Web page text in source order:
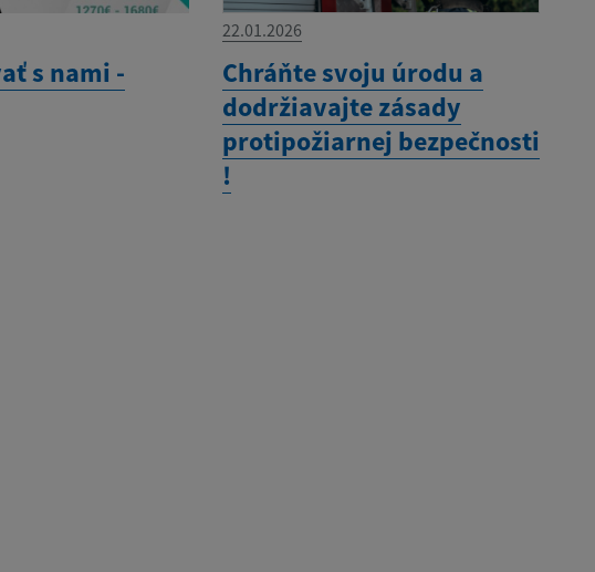
s nami -
22.01.2026
Chráňte svoju úrodu a
dodržiavajte zásady
protipožiarnej bezpečnosti
!